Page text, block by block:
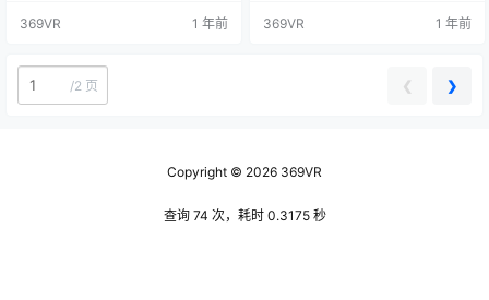
他密码。 通过自动设备同步功能，
以安全地访问保存在LastPass中的
密码、信用卡号码以及其他敏感信
369VR 1 年前
预览视频
369VR 1 年前
/2 页 ❮ ❯
Copyright © 2026 369VR
查询 74 次，耗时 0.3175 秒